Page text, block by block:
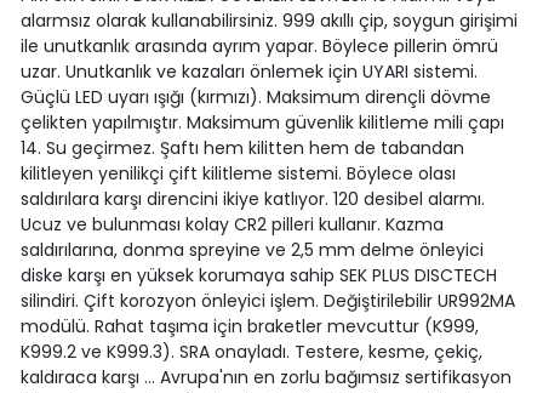
alarmsız olarak kullanabilirsiniz. 999 akıllı çip, soygun girişimi
ile unutkanlık arasında ayrım yapar. Böylece pillerin ömrü
uzar. Unutkanlık ve kazaları önlemek için UYARI sistemi.
Güçlü LED uyarı ışığı (kırmızı). Maksimum dirençli dövme
çelikten yapılmıştır. Maksimum güvenlik kilitleme mili çapı
14. Su geçirmez. Şaftı hem kilitten hem de tabandan
kilitleyen yenilikçi çift kilitleme sistemi. Böylece olası
saldırılara karşı direncini ikiye katlıyor. 120 desibel alarmı.
Ucuz ve bulunması kolay CR2 pilleri kullanır. Kazma
saldırılarına, donma spreyine ve 2,5 mm delme önleyici
diske karşı en yüksek korumaya sahip SEK PLUS DISCTECH
silindiri. Çift korozyon önleyici işlem. Değiştirilebilir UR992MA
modülü. Rahat taşıma için braketler mevcuttur (K999,
K999.2 ve K999.3). SRA onayladı. Testere, kesme, çekiç,
kaldıraca karşı ... Avrupa'nın en zorlu bağımsız sertifikasyon